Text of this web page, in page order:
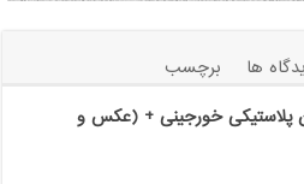
ها
برچسب
پلاستیکی خورجینی + (عکس و